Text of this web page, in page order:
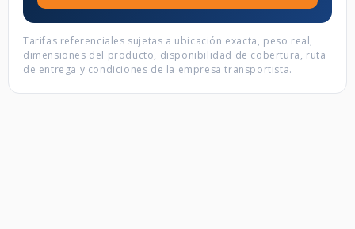
Tarifas referenciales sujetas a ubicación exacta, peso real,
dimensiones del producto, disponibilidad de cobertura, ruta
de entrega y condiciones de la empresa transportista.